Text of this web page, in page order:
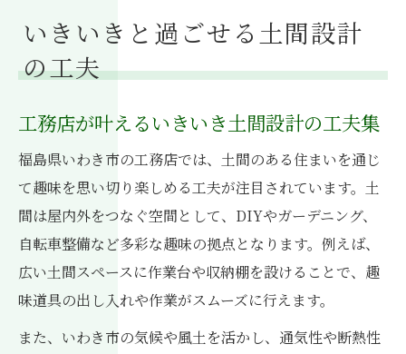
いきいきと過ごせる土間設計
の工夫
工務店が叶えるいきいき土間設計の工夫集
福島県いわき市の工務店では、土間のある住まいを通じ
て趣味を思い切り楽しめる工夫が注目されています。土
間は屋内外をつなぐ空間として、DIYやガーデニング、
自転車整備など多彩な趣味の拠点となります。例えば、
広い土間スペースに作業台や収納棚を設けることで、趣
味道具の出し入れや作業がスムーズに行えます。
また、いわき市の気候や風土を活かし、通気性や断熱性